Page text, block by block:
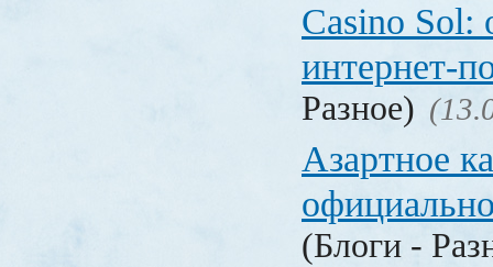
Casino Sol:
интернет-
Разное)
Азартное
(Блоги -